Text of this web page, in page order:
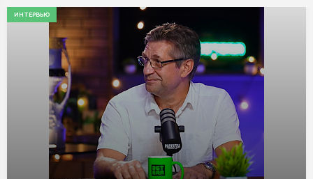
ИНТЕРВЬЮ